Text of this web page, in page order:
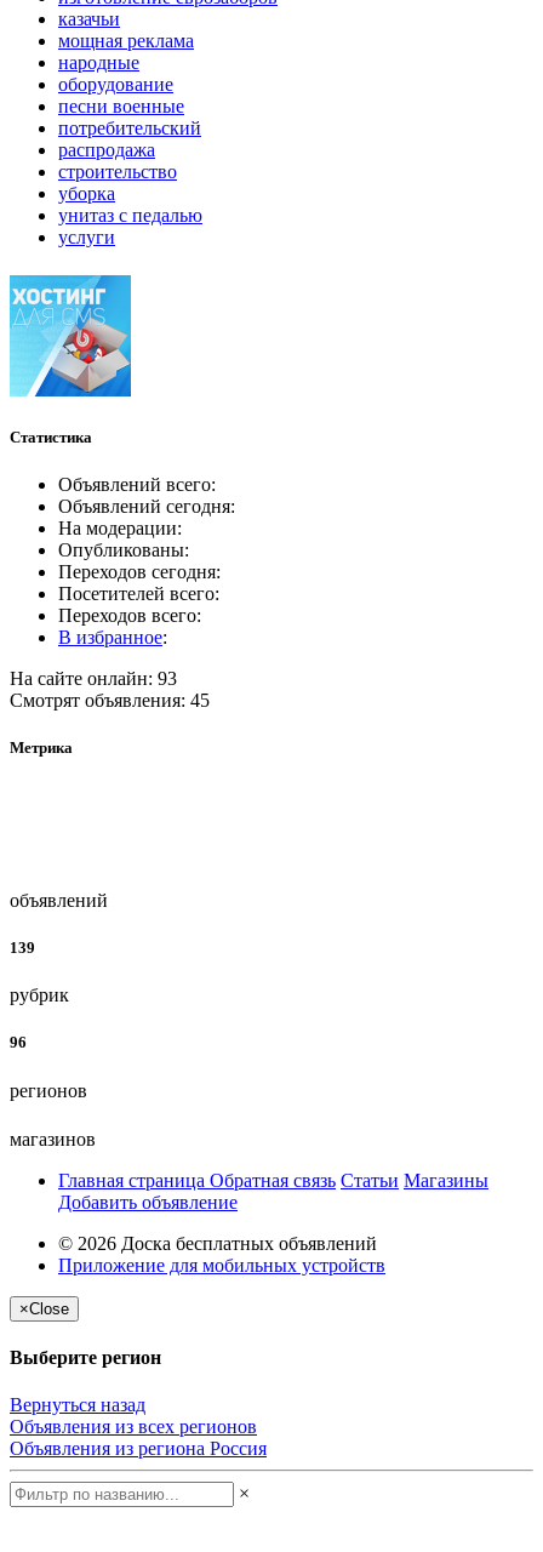
казачьи
мощная реклама
народные
оборудование
песни военные
потребительский
распродажа
строительство
уборка
унитаз с педалью
услуги
Статистика
Объявлений всего:
Объявлений сегодня:
На модерации:
Опубликованы:
Переходов сегодня:
Посетителей всего:
Переходов всего:
В избранное:
На сайте онлайн: 93
Смотрят объявления: 45
Метрика
объявлений
139
рубрик
96
регионов
магазинов
Главная страница Обратная связь Статьи Магазины
Добавить объявление
© 2026 Доска бесплатных объявлений
Приложение для мобильных устройств
×Close
Выберите регион
Вернуться назад
Объявления из всех регионов
Объявления из региона Россия
×